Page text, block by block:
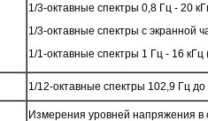
1/3-октавные спектры 0,8 Гц - 20
1/3-октавные спектры с экранной
1/1-октавные спектры 1 Гц - 16
1/12-октавные спектры 102,9 Гц
Измерения уровней напряжения в